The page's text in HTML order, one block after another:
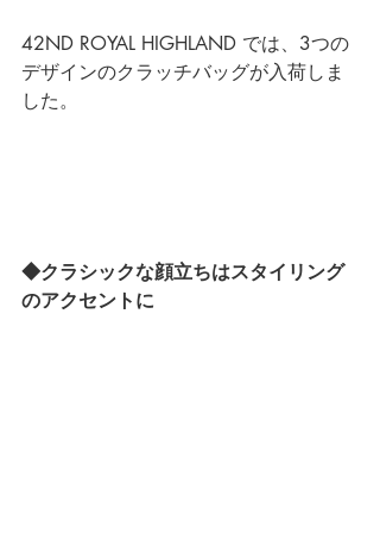
42ND ROYAL HIGHLAND では、3つの
デザインのクラッチバッグが入荷しま
した。
◆クラシックな顔立ちはスタイリング
のアクセントに